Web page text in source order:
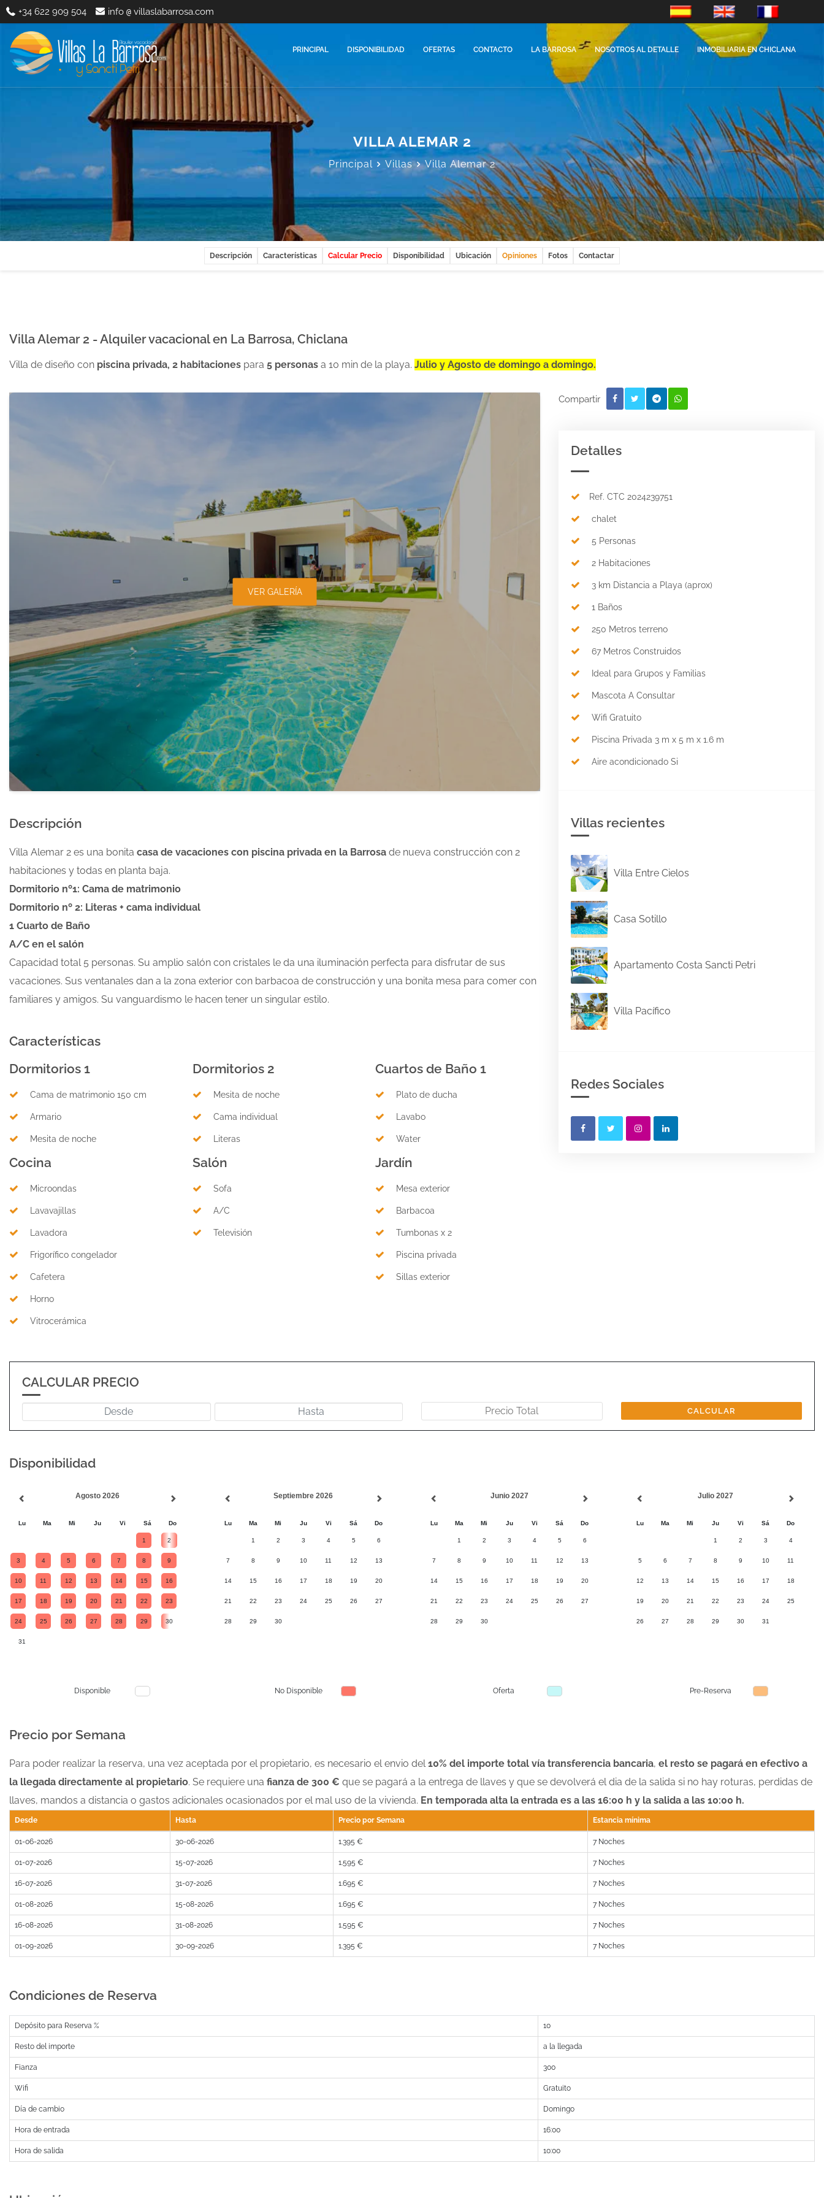
+34 622 909 504 info @ villaslabarrosa.com es-ES
PRINCIPAL DISPONIBILIDAD OFERTAS CONTACTO LA BARROSA NOSOTROS AL DETALLE INMOBILIARIA EN CHICLANA
VILLA ALEMAR 2
Principal Villas Villa Alemar 2
Descripción Características Calcular Precio Disponibilidad Ubicación Opiniones Fotos Contactar
Villa Alemar 2 - Alquiler vacacional en La Barrosa, Chiclana
Villa de diseño con piscina privada, 2 habitaciones para 5 personas a 10 min de la playa. Julio y Agosto de domingo a domingo.
VER GALERÍA
Descripción
Villa Alemar 2 es una bonita casa de vacaciones con piscina privada en la Barrosa de nueva construcción con 2
habitaciones y todas en planta baja.
Dormitorio nº1: Cama de matrimonio
Dormitorio nº 2: Literas + cama individual
1 Cuarto de Baño
A/C en el salón
Capacidad total 5 personas. Su amplio salón con cristales le da una iluminación perfecta para disfrutar de sus
vacaciones. Sus ventanales dan a la zona exterior con barbacoa de construcción y una bonita mesa para comer con
familiares y amigos. Su vanguardismo le hacen tener un singular estilo.
Características
Dormitorios 1
Cama de matrimonio 150 cm
Armario
Mesita de noche
Dormitorios 2
Mesita de noche
Cama individual
Literas
Cuartos de Baño 1
Plato de ducha
Lavabo
Water
Cocina
Microondas
Lavavajillas
Lavadora
Frigorífico congelador
Cafetera
Horno
Vitrocerámica
Salón
Sofa
A/C
Televisión
Jardín
Mesa exterior
Barbacoa
Tumbonas x 2
Piscina privada
Sillas exterior
Compartir
Detalles
Ref. CTC 2024239751
chalet
5 Personas
2 Habitaciones
3 km Distancia a Playa (aprox)
1 Baños
250 Metros terreno
67 Metros Construidos
Ideal para Grupos y Familias
Mascota A Consultar
Wifi Gratuito
Piscina Privada 3 m x 5 m x 1.6 m
Aire acondicionado Si
Villas recientes
Villa Entre Cielos
Casa Sotillo
Apartamento Costa Sancti Petri
Villa Pacífico
Redes Sociales
CALCULAR PRECIO
CALCULAR
Disponibilidad
Agosto 2026
Lu Ma Mi Ju Vi Sá Do
1 2
3 4 5 6 7 8 9
10 11 12 13 14 15 16
17 18 19 20 21 22 23
24 25 26 27 28 29 30
31
Septiembre 2026
Lu Ma Mi Ju Vi Sá Do
1 2 3 4 5 6
7 8 9 10 11 12 13
14 15 16 17 18 19 20
21 22 23 24 25 26 27
28 29 30
Junio 2027
Lu Ma Mi Ju Vi Sá Do
1 2 3 4 5 6
7 8 9 10 11 12 13
14 15 16 17 18 19 20
21 22 23 24 25 26 27
28 29 30
Julio 2027
Lu Ma Mi Ju Vi Sá Do
1 2 3 4
5 6 7 8 9 10 11
12 13 14 15 16 17 18
19 20 21 22 23 24 25
26 27 28 29 30 31
Disponible No Disponible Oferta Pre-Reserva
Precio por Semana
Para poder realizar la reserva, una vez aceptada por el propietario, es necesario el envio del 10% del importe total vía transferencia bancaria, el resto se pagará en efectivo a
la llegada directamente al propietario. Se requiere una fianza de 300 € que se pagará a la entrega de llaves y que se devolverá el dia de la salida si no hay roturas, perdidas de
llaves, mandos a distancia o gastos adicionales ocasionados por el mal uso de la vivienda. En temporada alta la entrada es a las 16:00 h y la salida a las 10:00 h.
Desde Hasta Precio por Semana Estancia mínima
01-06-2026 30-06-2026 1.395 € 7 Noches
01-07-2026 15-07-2026 1.595 € 7 Noches
16-07-2026 31-07-2026 1.695 € 7 Noches
01-08-2026 15-08-2026 1.695 € 7 Noches
16-08-2026 31-08-2026 1.595 € 7 Noches
01-09-2026 30-09-2026 1.395 € 7 Noches
Condiciones de Reserva
Depósito para Reserva % 10
Resto del importe a la llegada
Fianza 300
Wifi Gratuito
Día de cambio Domingo
Hora de entrada 16:00
Hora de salida 10:00